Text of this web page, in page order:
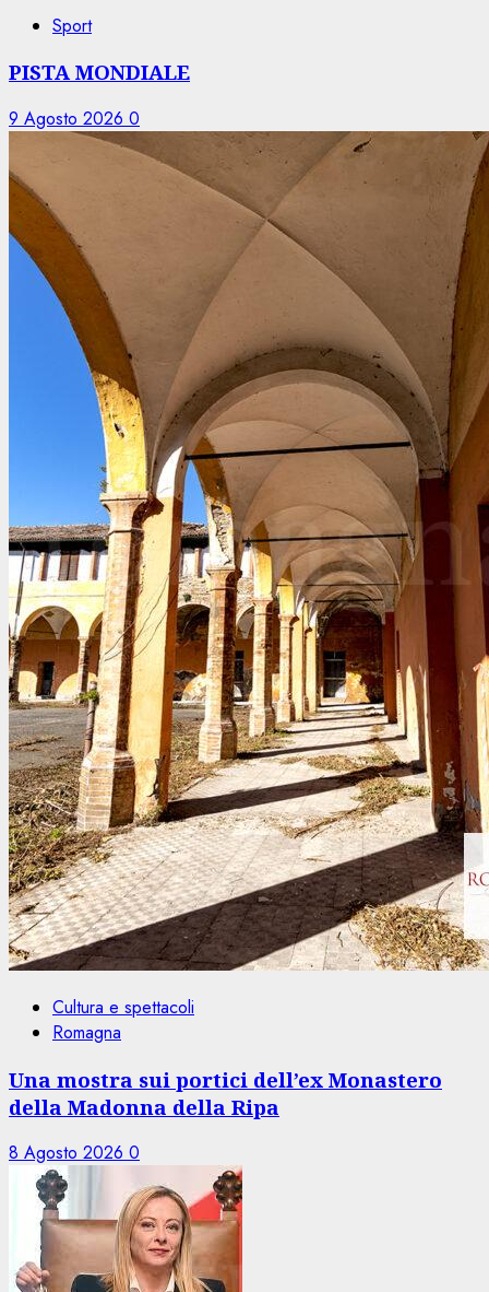
Sport
PISTA MONDIALE
9 Agosto 2026 0
Cultura e spettacoli
Romagna
Una mostra sui portici dell’ex Monastero
della Madonna della Ripa
8 Agosto 2026 0